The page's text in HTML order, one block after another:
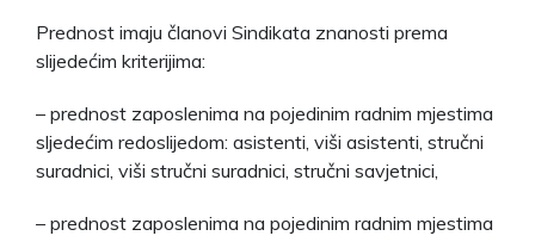
Prednost imaju članovi Sindikata znanosti prema
slijedećim kriterijima:
– prednost zaposlenima na pojedinim radnim mjestima
sljedećim redoslijedom: asistenti, viši asistenti, stručni
suradnici, viši stručni suradnici, stručni savjetnici,
– prednost zaposlenima na pojedinim radnim mjestima